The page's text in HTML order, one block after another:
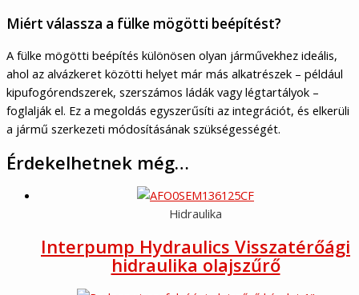
Miért válassza a fülke mögötti beépítést?
A fülke mögötti beépítés különösen olyan járművekhez ideális,
ahol az alvázkeret közötti helyet már más alkatrészek – például
kipufogórendszerek, szerszámos ládák vagy légtartályok –
foglalják el. Ez a megoldás egyszerűsíti az integrációt, és elkerüli
a jármű szerkezeti módosításának szükségességét.
Érdekelhetnek még…
Hidraulika
Interpump Hydraulics Visszatérőági
hidraulika olajszűrő